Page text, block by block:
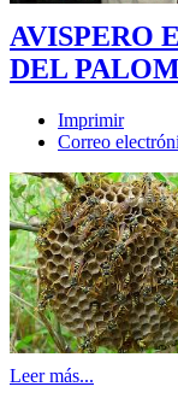
AVISPERO
DEL
Imprimir
Correo
Leer más...